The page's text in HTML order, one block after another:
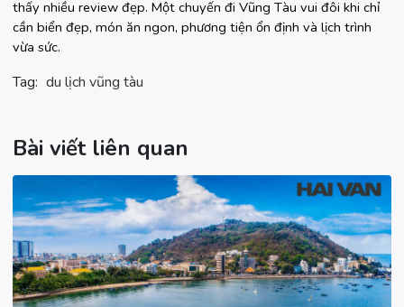
thấy nhiều review đẹp. Một chuyến đi Vũng Tàu vui đôi khi chỉ
cần biển đẹp, món ăn ngon, phương tiện ổn định và lịch trình
vừa sức.
Tag: du lịch vũng tàu
Bài viết liên quan